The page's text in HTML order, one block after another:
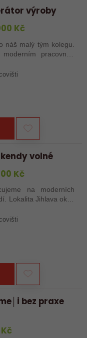
výroby
Kč
náš malý tým kolegu.
pracovním
volné
Kč
na moderních
Lokalita Jihlava okolí
bez praxe